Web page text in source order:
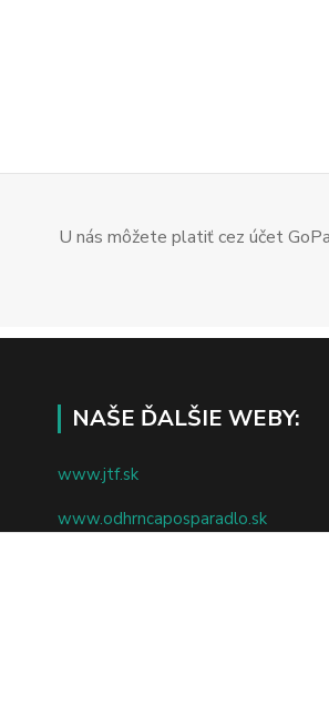
U nás môžete platiť cez účet
NAŠE ĎALŠIE WEBY:
www.jtf.sk
www.odhrncaposparadlo.sk